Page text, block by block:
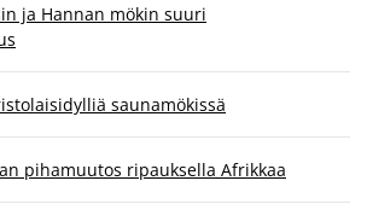
ja Hannan mökin suuri
saunamökissä
pihamuutos ripauksella Afrikkaa